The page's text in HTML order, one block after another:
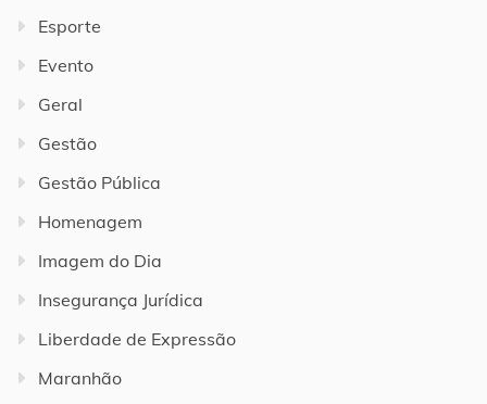
Esporte
Evento
Geral
Gestão
Gestão Pública
Homenagem
Imagem do Dia
Insegurança Jurídica
Liberdade de Expressão
Maranhão